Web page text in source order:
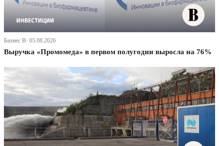
Бизнес В· 05.08.2026
Выручка «Промомеда» в первом полугодии выросла на 76%